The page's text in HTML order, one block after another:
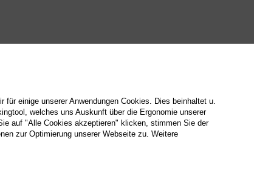
einige unserer Anwendungen Cookies. Dies beinhaltet u.
welches uns Auskunft über die Ergonomie unserer
auf "Alle Cookies akzeptieren" klicken, stimmen Sie der
zur Optimierung unserer Webseite zu. Weitere